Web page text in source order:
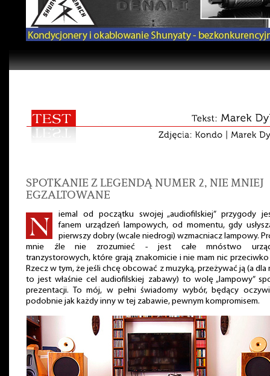
SPOTKANIE Z LEGENDĄ NUMER 2, NIE MNIEJ
EGZALTOWANE
iemal od początku swojej „audiofilskiej” przygody
fanem urządzeń lampowych, od momentu, gdy
pierwszy dobry (wcale niedrogi) wzmacniacz lampowy.
mnie źle nie zrozumieć - jest całe mnóstwo
tranzystorowych, które grają znakomicie i nie mam nic przeciwko
Rzecz w tym, że jeśli chcę obcować z muzyką, przeżywać ją (a dla
to jest właśnie cel audiofilskiej zabawy) to wolę „lampowy”
prezentacji. To mój, w pełni świadomy wybór, będący
podobnie jak każdy inny w tej zabawie, pewnym kompromisem.